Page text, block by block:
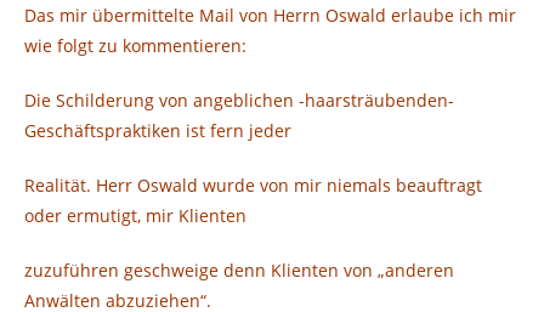
Das mir übermittelte Mail von Herrn Oswald erlaube ich mir
wie folgt zu kommentieren:
Die Schilderung von angeblichen -haarsträubenden-
Geschäftspraktiken ist fern jeder
Realität. Herr Oswald wurde von mir niemals beauftragt
oder ermutigt, mir Klienten
zuzuführen geschweige denn Klienten von „anderen
Anwälten abzuziehen“.